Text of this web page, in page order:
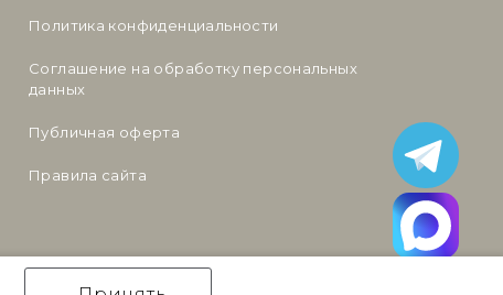
Политика конфиденциальности
Cоглашение на обработку персональных
данных
Публичная оферта
Правила сайта